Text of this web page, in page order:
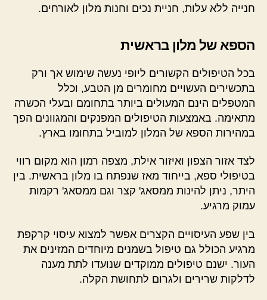
חנייה ללא עלות, חניית נכים וחנות מלון לאורחים.
הספא של מלון בראשית
בכל הטיפולים הקשורים ליופי נעשה שימוש אך ורק
בתכשירים העשויים מחומרים מן הטבע, וכלל
המטפלים הינם המעולים ביותר בתחומם ובעלי הכשרה
מתאימה. באמצעות הטיפולים המפנקים והמגוונים הפך
במהירות הספא של המלון למוביל בתחומו בארץ.
לצד אזור הצפון ואיזור אילת, מצפה רמון הוא מקום רווי
בטיפולי ספא, בייחוד מאז שנפתח בו מלון בראשית. בין
היתר, ניתן להינות ממסאג' קצר וגם ממסאג' רקמות
עמוק מרגיע.
בין שפע העיסויים הקצרים אפשר למצוא עיסוי קרקפת
מרגיע הכולל גם טיפול בשמנים מיוחדים המזינים את
העור. ישנם טיפולים ממוקדים שנועדו לתת מענה
לדלקות שרירים ולגרום לתחושת הקלה.